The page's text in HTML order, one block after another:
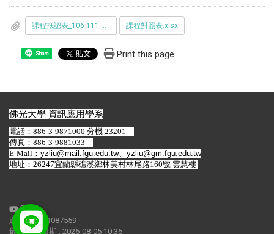
課程抵認表_106-111.docx 課程對照表.xlsx
Share Print this page
佛光大學 資訊應用學系
電話：886-3-9871000 分機 23201
傳真：886-3-9881033
E-Mail： yzliu@mail.fgu.edu.tw、 yzliu@gm.fgu.edu.tw
地址：26247宜蘭縣礁溪鄉林美村林尾路160號 雲慧樓
造訪人次 : 1087559
最後更新日期 : 2026-08-05 10:36